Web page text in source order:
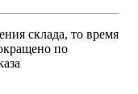
склада, то время
по